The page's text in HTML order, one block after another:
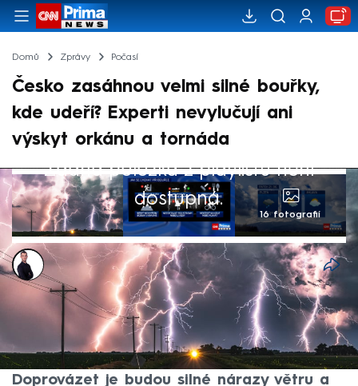
Domů Zprávy Počasí
Česko zasáhnou velmi silné bouřky,
kde udeří? Experti nevylučují ani
výskyt orkánu a tornáda
Žádná položka z playlistu není
dostupná.
16 fotografií
Václav Černý
21. čvn 2024, 09:59
V Česku se v pátek mohou vyskytnout silné
bouřky, upozornil Český
hydrometeorologický ústav ve výstraze.
Doprovázet je budou silné nárazy větru a